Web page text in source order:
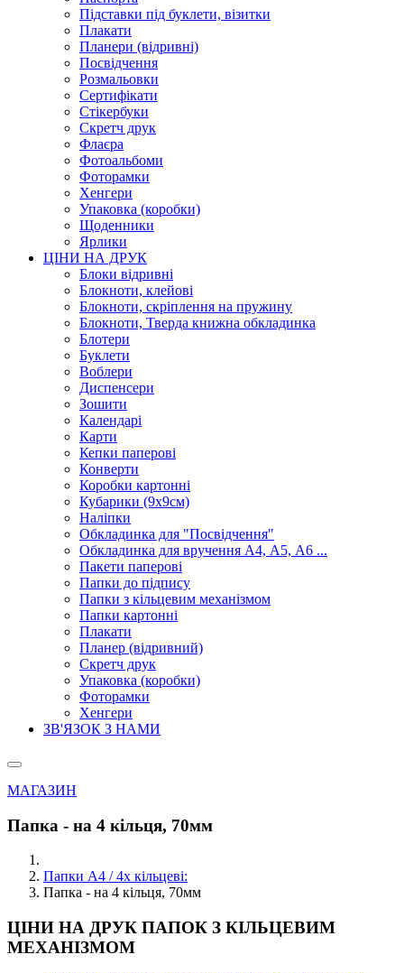
Підставки під буклети, візитки
Плакати
Планери (відривні)
Посвідчення
Розмальовки
Сертифікати
Стікербуки
Скретч друк
Флаєра
Фотоальбоми
Фоторамки
Хенгери
Упаковка (коробки)
Щоденники
Ярлики
ЦІНИ НА ДРУК
Блоки відривні
Блокноти, клейові
Блокноти, скріплення на пружину
Блокноти, Тверда книжна обкладинка
Блотери
Буклети
Воблери
Диспенсери
Зошити
Календарі
Карти
Кепки паперові
Конверти
Коробки картонні
Кубарики (9х9см)
Наліпки
Обкладинка для "Посвідчення"
Обкладинка для вручення А4, А5, А6 ...
Пакети паперові
Папки до підпису
Папки з кільцевим механізмом
Папки картонні
Плакати
Планер (відривний)
Скретч друк
Упаковка (коробки)
Фоторамки
Хенгери
ЗВ'ЯЗОК З НАМИ
МАГАЗИН
Папка - на 4 кільця, 70мм
Папки А4 / 4х кільцеві:
Папка - на 4 кільця, 70мм
ЦІНИ НА ДРУК ПАПОК З КІЛЬЦЕВИМ
МЕХАНІЗМОМ